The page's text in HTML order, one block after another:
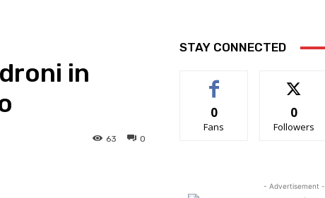
in
0
63
STAY CONNECTED
0
Fans
0
Followers
- Advertisement -